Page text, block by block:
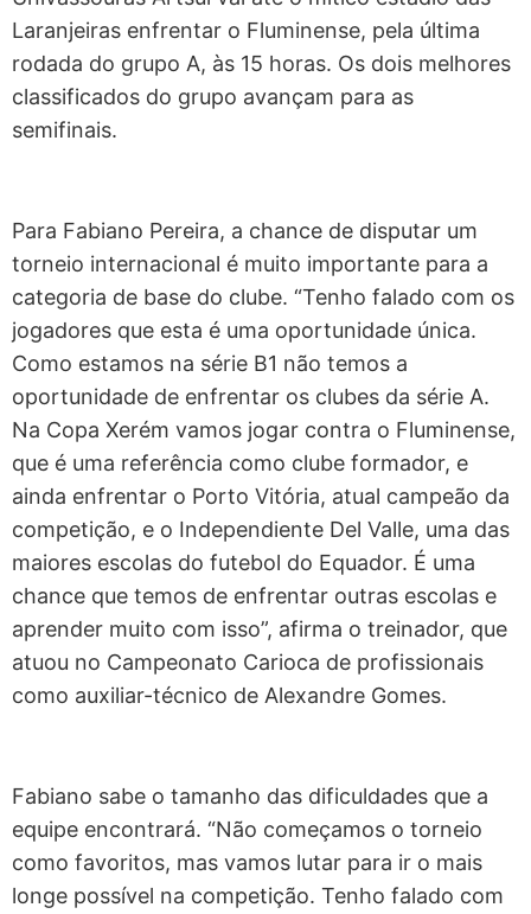
Laranjeiras enfrentar o Fluminense, pela última
rodada do grupo A, às 15 horas. Os dois melhores
classificados do grupo avançam para as
semifinais.
Para Fabiano Pereira, a chance de disputar um
torneio internacional é muito importante para a
categoria de base do clube. “Tenho falado com os
jogadores que esta é uma oportunidade única.
Como estamos na série B1 não temos a
oportunidade de enfrentar os clubes da série A.
Na Copa Xerém vamos jogar contra o Fluminense,
que é uma referência como clube formador, e
ainda enfrentar o Porto Vitória, atual campeão da
competição, e o Independiente Del Valle, uma das
maiores escolas do futebol do Equador. É uma
chance que temos de enfrentar outras escolas e
aprender muito com isso”, afirma o treinador, que
atuou no Campeonato Carioca de profissionais
como auxiliar-técnico de Alexandre Gomes.
Fabiano sabe o tamanho das dificuldades que a
equipe encontrará. “Não começamos o torneio
como favoritos, mas vamos lutar para ir o mais
longe possível na competição. Tenho falado com